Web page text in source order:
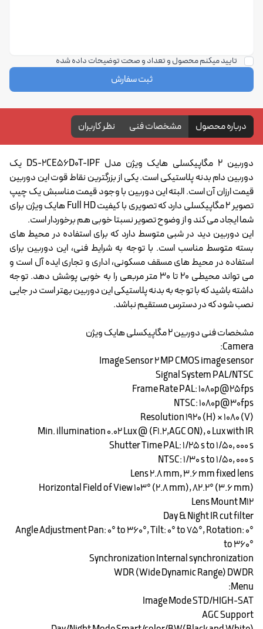
تایید میکنم محصول و تعداد و صحت توضیحات داده شده
ثبت سفارش
درباره محصول مشخصات فنی نظر کاربران
دوربین 2 مگاپیکسلی هایک ویژن مدل DS-2CE56D0T-IPF یک
دوربین دام بدنه پلاستیکی است. یکی از بزرگترین نقاط قوت این دوربین
قیمت ارزان آن است. البته این دوربین با وجود قیمت مناسبش یک چیپ
تصویر 2 مگاپیکسلی دارد که تصویری با کیفیت Full HD هایک ویژن برای
شما ایجاد می کند و از وضوح تصویر نسبتا خوبی هم برخوردار است.
این دوربین دید در شبی متوسط دارد که برای استفاده در محیط های
بسته متوسط مناسب است. با توجه به شرایط فنی، این دوربین برای
استفاده در محیط های مسقف مسکونی، اداری و تجاری ایده آل است و
می تواند محیطی 20 تا 30 متر مربعی را به خوبی پوشش دهد. توجه
داشته باشید که با توجه به بدنه پلاستیکی این دوربین بهتر است در جایی
نصب شود که در دسترس مستقیم نباشد.
مشخصات فنی دوربین 2 مگاپیکسلی هایک ویژن
Camera:
Image Sensor 2 MP CMOS image sensor
Signal System PAL/NTSC
Frame Rate PAL: 1080p@25fps
NTSC: 1080p@30fps
Resolution 1920 (H) × 1080 (V)
Min. illumination 0.02 Lux @ (F1.2,AGC ON), 0 Lux with IR
Shutter Time PAL: 1/25 s to 1/50, 000 s
NTSC: 1/30 s to 1/50, 000 s
Lens 2.8 mm, 3.6 mm fixed lens
Horizontal Field of View 103° (2.8 mm), 82.2° (3.6 mm)
Lens Mount M12
Day & Night IR cut filter
Angle Adjustment Pan: 0° to 360°, Tilt: 0° to 75°, Rotation: 0°
to 360°
Synchronization Internal synchronization
WDR (Wide Dynamic Range) DWDR
Menu:
Image Mode STD/HIGH-SAT
AGC Support